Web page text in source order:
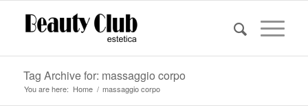
Tag Archive for: massaggio corpo
You are here: Home / massaggio corpo